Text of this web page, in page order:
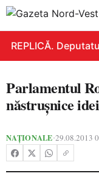
REPLICĂ.
Parlamentul
năstrușnice idei
NAȚIONALE•29.08.2013